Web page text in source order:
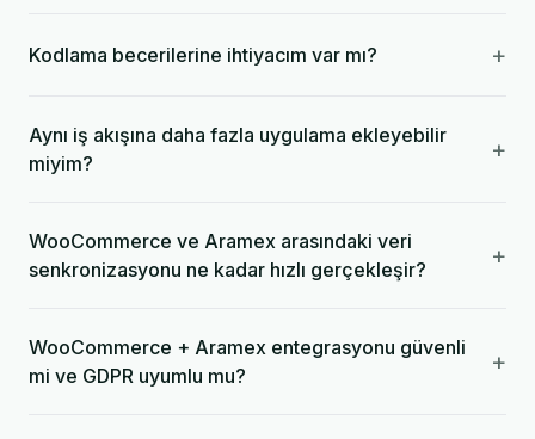
Kodlama becerilerine ihtiyacım var mı? +
Aynı iş akışına daha fazla uygulama ekleyebilir
miyim?
+
WooCommerce ve Aramex arasındaki veri
senkronizasyonu ne kadar hızlı gerçekleşir?
+
WooCommerce + Aramex entegrasyonu güvenli
mi ve GDPR uyumlu mu?
+